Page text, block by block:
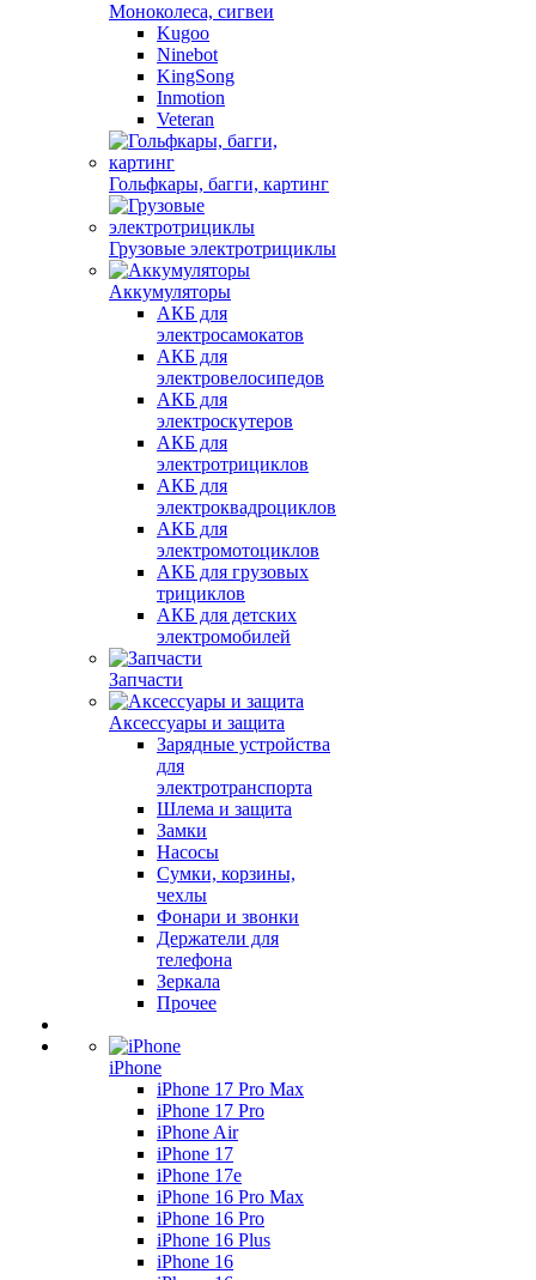
Моноколеса, сигвеи
Kugoo
Ninebot
KingSong
Inmotion
Veteran
Гольфкары, багги, картинг
Грузовые электротрициклы
Аккумуляторы
АКБ для
электросамокатов
АКБ для
электровелосипедов
АКБ для
электроскутеров
АКБ для
электротрициклов
АКБ для
электроквадроциклов
АКБ для
электромотоциклов
АКБ для грузовых
трициклов
АКБ для детских
электромобилей
Запчасти
Аксессуары и защита
Зарядные устройства
для
электротранспорта
Шлема и защита
Замки
Насосы
Сумки, корзины,
чехлы
Фонари и звонки
Держатели для
телефона
Зеркала
Прочее
iPhone
iPhone 17 Pro Max
iPhone 17 Pro
iPhone Air
iPhone 17
iPhone 17e
iPhone 16 Pro Max
iPhone 16 Pro
iPhone 16 Plus
iPhone 16